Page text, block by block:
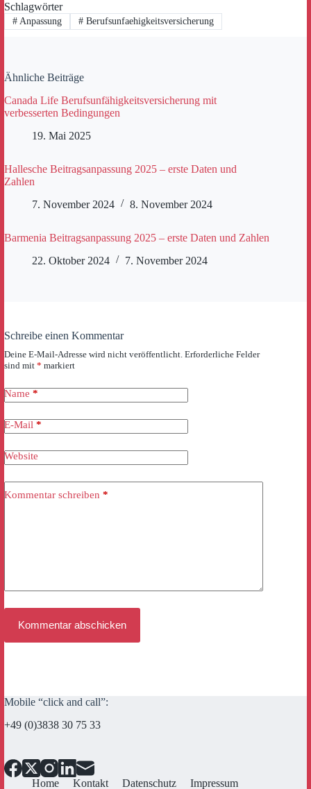
Schlagwörter
#Anpassung #Berufsunfaehigkeitsversicherung
Ähnliche Beiträge
Canada Life Berufsunfähigkeitsversicherung mit
verbesserten Bedingungen
19. Mai 2025
Hallesche Beitragsanpassung 2025 – erste Daten und
Zahlen
7. November 2024
8. November 2024
Barmenia Beitragsanpassung 2025 – erste Daten und Zahlen
22. Oktober 2024
7. November 2024
Schreibe einen Kommentar
Deine E-Mail-Adresse wird nicht veröffentlicht. Erforderliche Felder
sind mit * markiert
Name *
E-Mail *
Website
Kommentar schreiben *
Kommentar abschicken
Mobile “click and call”:
+49 (0)3838 30 75 33
Home Kontakt Datenschutz Impressum